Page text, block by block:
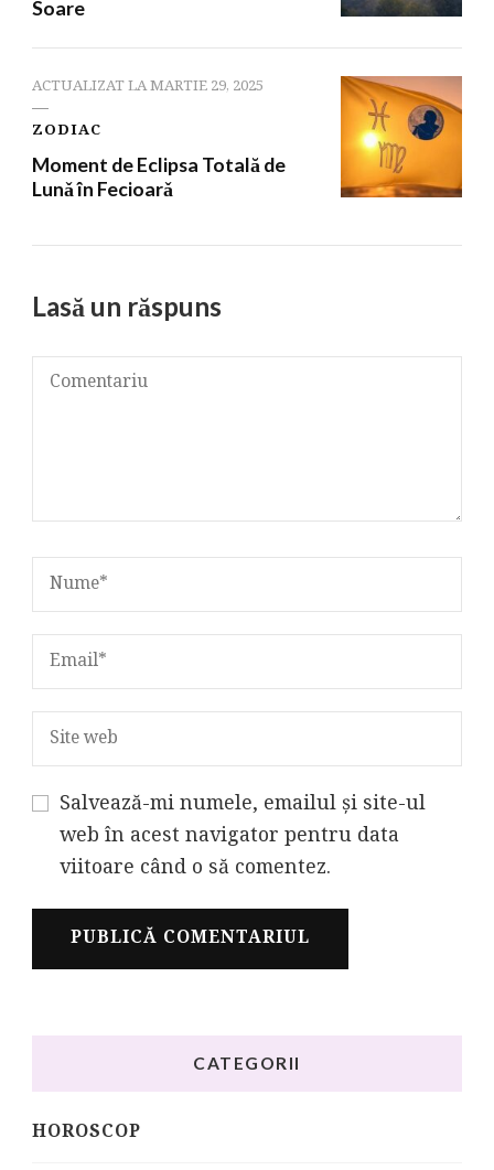
Soare
ACTUALIZAT LAMARTIE 29, 2025
ZODIAC
Moment de Eclipsa Totală de
Lunǎ în Fecioarǎ
Lasă un răspuns
Salvează-mi numele, emailul și site-ul
web în acest navigator pentru data
viitoare când o să comentez.
CATEGORII
HOROSCOP